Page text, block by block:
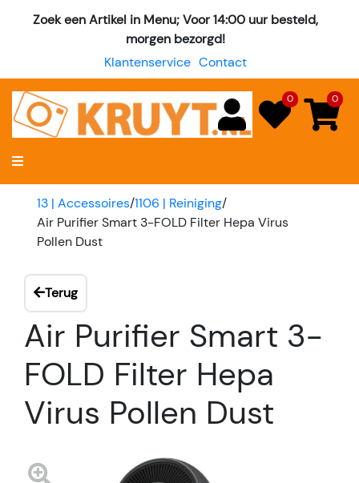
Zoek een Artikel in Menu; Voor 14:00 uur besteld,
morgen bezorgd!
Klantenservice Contact
0 0
13 | Accessoires/1106 | Reiniging/
Air Purifier Smart 3-FOLD Filter Hepa Virus
Pollen Dust
Terug
Air Purifier Smart 3-
FOLD Filter Hepa
Virus Pollen Dust